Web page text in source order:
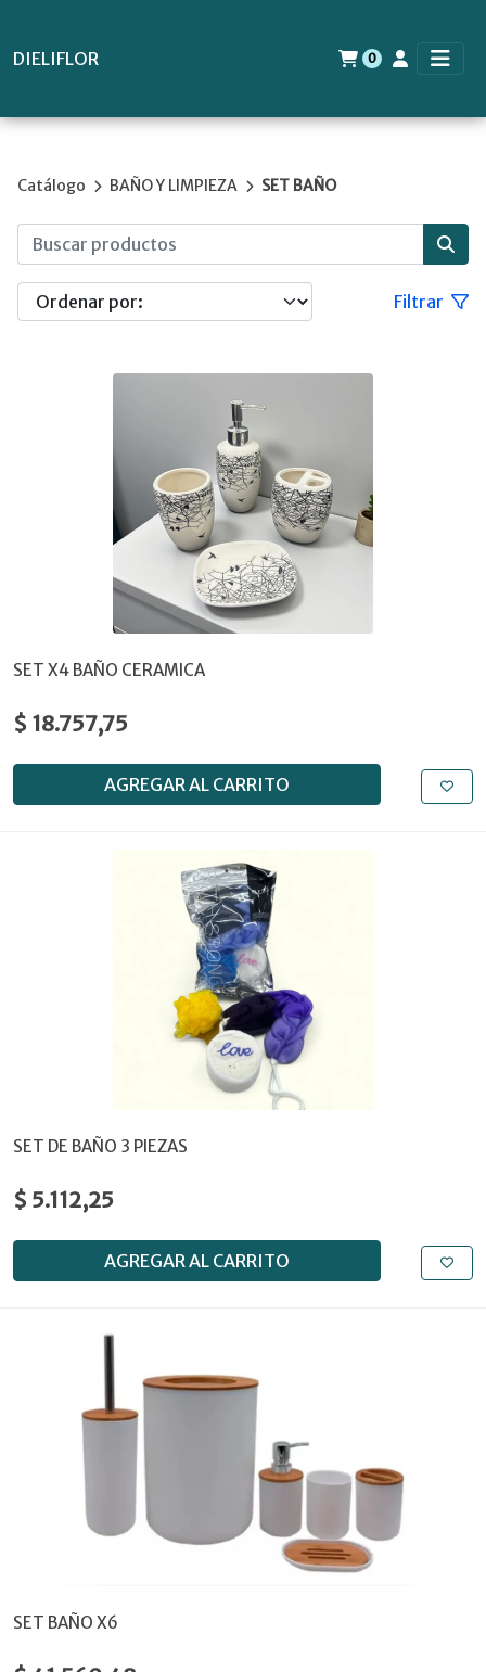
DIELIFLOR 0
Catálogo BAÑO Y LIMPIEZA SET BAÑO
Filtrar
SET X4 BAÑO CERAMICA
$ 18.757,75
AGREGAR AL CARRITO
SET DE BAÑO 3 PIEZAS
$ 5.112,25
AGREGAR AL CARRITO
SET BAÑO X6